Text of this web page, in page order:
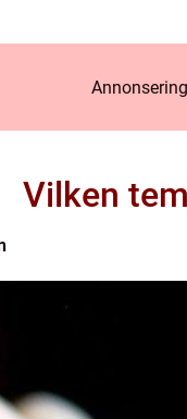
Annonsering
Vilken